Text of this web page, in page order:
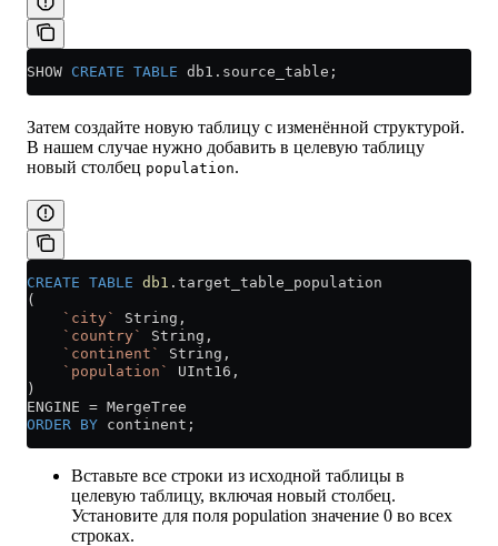
SHOW CREATE TABLE db1 . source_table ;
Затем создайте новую таблицу с изменённой структурой.
В нашем случае нужно добавить в целевую таблицу
новый столбец population.
CREATE TABLE db1 .target_table_population
(
    `city`
String,
    `country`
String,
    `continent`
String,
    `population`
UInt16,
)
ENGINE = MergeTree
ORDER BY continent;
Вставьте все строки из исходной таблицы в
целевую таблицу, включая новый столбец.
Установите для поля population значение 0 во всех
строках.